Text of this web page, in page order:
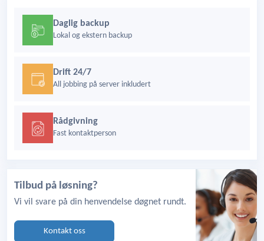
Daglig backup
Lokal og ekstern backup
Drift 24/7
All jobbing på server inkludert
Rådgivning
Fast kontaktperson
Tilbud på løsning?
Vi vil svare på din henvendelse døgnet rundt.
Kontakt oss